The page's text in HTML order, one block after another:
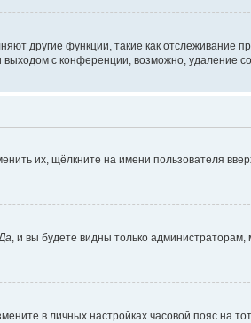
другие функции, такие как отслеживание
с конференции, возможно, удаление
их, щёлкните на имени пользователя
, и вы будете видны только администраторам,
в личных настройках часовой пояс на